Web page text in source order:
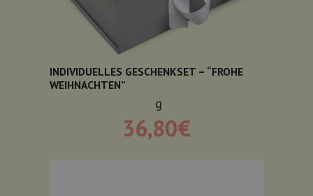
INDIVIDUELLES GESCHENKSET – “FROHE
WEIHNACHTEN”
g
36,80€